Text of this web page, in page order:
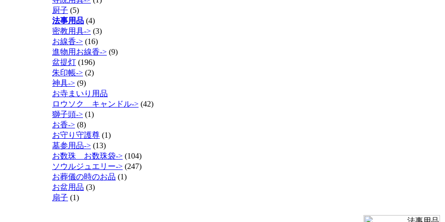
厨子 (5)
法事用品 (4)
密教用具-> (3)
お線香-> (16)
進物用お線香-> (9)
盆提灯 (196)
朱印帳-> (2)
神具-> (9)
お寺まいり用品
ロウソク キャンドル-> (42)
獅子頭-> (1)
お香-> (8)
お守り守護尊 (1)
墓参用品-> (13)
お数珠 お数珠袋-> (104)
ソウルジュエリー-> (247)
お葬儀の時のお品 (1)
お盆用品 (3)
扇子 (1)